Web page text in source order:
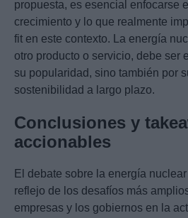
propuesta, es esencial enfocarse
crecimiento y lo que realmente
fit en este contexto. La energía
otro producto o servicio, debe ser
su popularidad, sino también por
sostenibilidad a largo plazo.
Conclusiones y
accionables
El debate sobre la energía
reflejo de los desafíos más
empresas y los gobiernos en la